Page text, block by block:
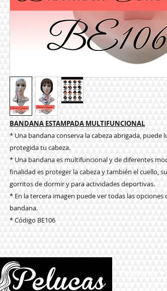
BANDANA ESTAMPADA MULTIFUNCIONAL
* Una bandana conserva la cabeza abrigada, puede
protegida tu cabeza.
* Una bandana es multifuncional y de diferentes
finalidad es proteger la cabeza y también el cuello, s
gorritos de dormir y para actividades deportivas.
* En la tercera imagen puede ver todas las
bandana.
* Código BE106